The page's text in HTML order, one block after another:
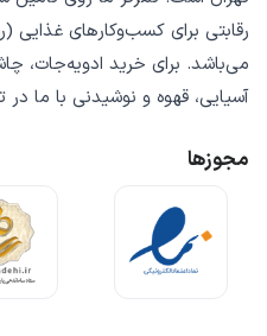
رقابتی برای کسب‌وکارهای غذایی
می‌باشد. برای خرید ادویه‌جات،
آسیایی، قهوه و نوشیدنی با ما
مجوزها